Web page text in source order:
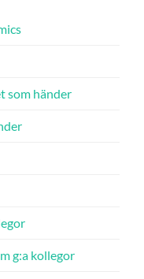
som händer
g:a kollegor